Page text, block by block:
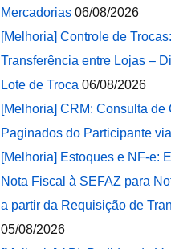
Mercadorias 06/08/2026
[Melhoria] Controle de
Transferência entre Lojas –
Lote de Troca 06/08/2026
[Melhoria] CRM: Consulta de
Paginados do Participante via
[Melhoria] Estoques e NF-e:
Nota Fiscal à SEFAZ para
a partir da Requisição de
05/08/2026